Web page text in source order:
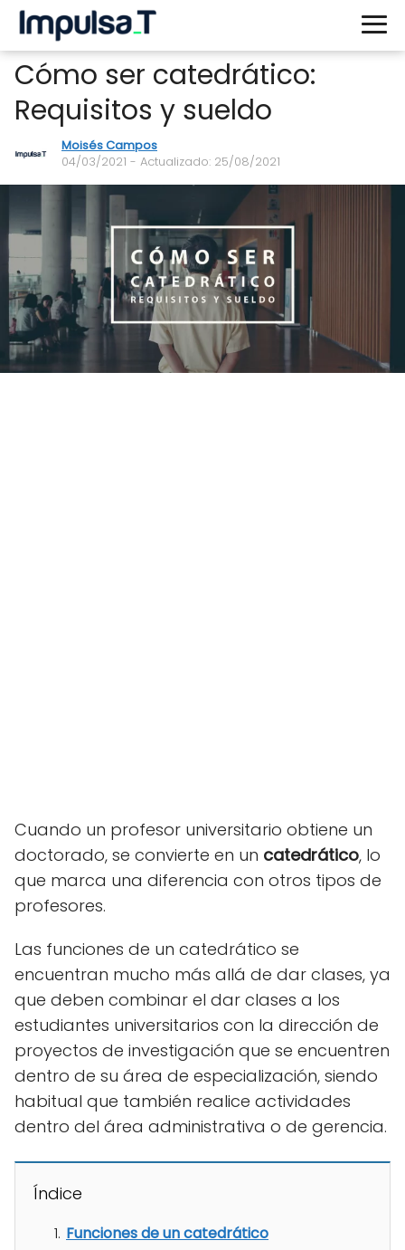
Cómo ser catedrático:
Requisitos y sueldo
Moisés Campos
04/03/2021 - Actualizado: 25/08/2021
Cuando un profesor universitario obtiene un
doctorado, se convierte en un catedrático, lo
que marca una diferencia con otros tipos de
profesores.
Las funciones de un catedrático se
encuentran mucho más allá de dar clases, ya
que deben combinar el dar clases a los
estudiantes universitarios con la dirección de
proyectos de investigación que se encuentren
dentro de su área de especialización, siendo
habitual que también realice actividades
dentro del área administrativa o de gerencia.
Índice
Funciones de un catedrático